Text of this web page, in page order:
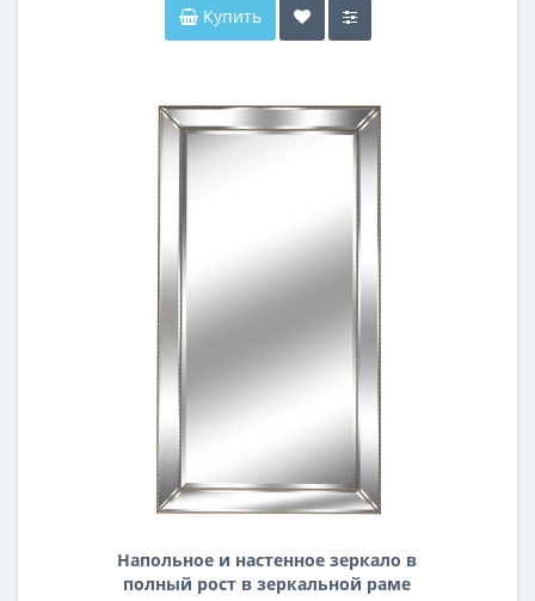
Купить
Напольное и настенное зеркало в
полный рост в зеркальной раме